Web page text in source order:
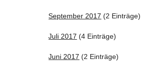
September 2017 (2 Einträge)
Juli 2017 (4 Einträge)
Juni 2017 (2 Einträge)